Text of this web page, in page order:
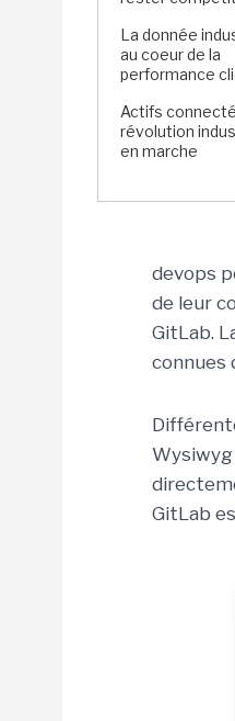
La donnée
au coeur de la
performance
Actifs
révolution
en marche
devops
de leur
GitLab.
connues
GitLab